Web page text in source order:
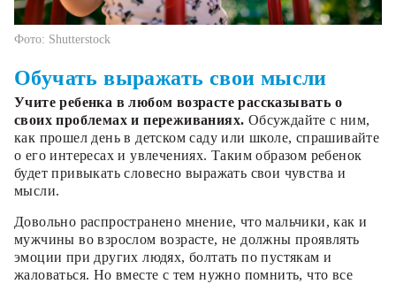
Фото: Shutterstock
Обучать выражать свои мысли
Учите ребенка в любом возрасте рассказывать о
своих проблемах и переживаниях. Обсуждайте с ним,
как прошел день в детском саду или школе, спрашивайте
о его интересах и увлечениях. Таким образом ребенок
будет привыкать словесно выражать свои чувства и
мысли.
Довольно распространено мнение, что мальчики, как и
мужчины во взрослом возрасте, не должны проявлять
эмоции при других людях, болтать по пустякам и
жаловаться. Но вместе с тем нужно помнить, что все